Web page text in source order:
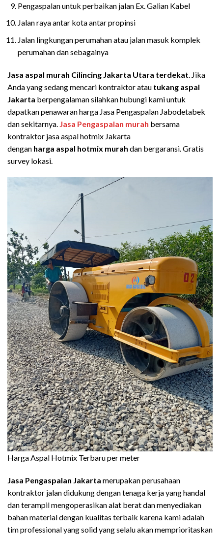
Pengaspalan untuk perbaikan jalan Ex. Galian Kabel
Jalan raya antar kota antar propinsi
Jalan lingkungan perumahan atau jalan masuk komplek
perumahan dan sebagainya
Jasa aspal murah Cilincing Jakarta Utara terdekat . Jika
Anda yang sedang mencari kontraktor atau tukang aspal
Jakarta berpengalaman silahkan hubungi kami untuk
dapatkan penawaran harga Jasa Pengaspalan Jabodetabek
dan sekitarnya. Jasa Pengaspalan murah bersama
kontraktor jasa aspal hotmix Jakarta
dengan harga aspal hotmix murah dan bergaransi. Gratis
survey lokasi.
Harga Aspal Hotmix Terbaru per meter
Jasa Pengaspalan Jakarta merupakan perusahaan
kontraktor jalan didukung dengan tenaga kerja yang handal
dan terampil mengoperasikan alat berat dan menyediakan
bahan material dengan kualitas terbaik karena kami adalah
tim professional yang solid yang selalu akan memprioritaskan